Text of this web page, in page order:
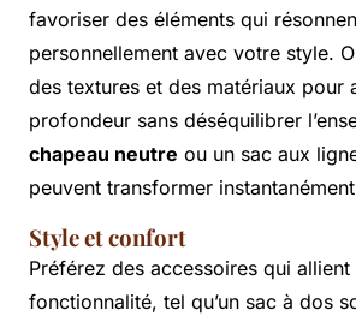
favoriser des éléments qui
personnellement avec votre style.
des textures et des matériaux pour
profondeur sans déséquilibrer
chapeau neutre ou un sac aux
peuvent transformer
Style et confort
Préférez des accessoires qui allient
fonctionnalité, tel qu’un sac à dos